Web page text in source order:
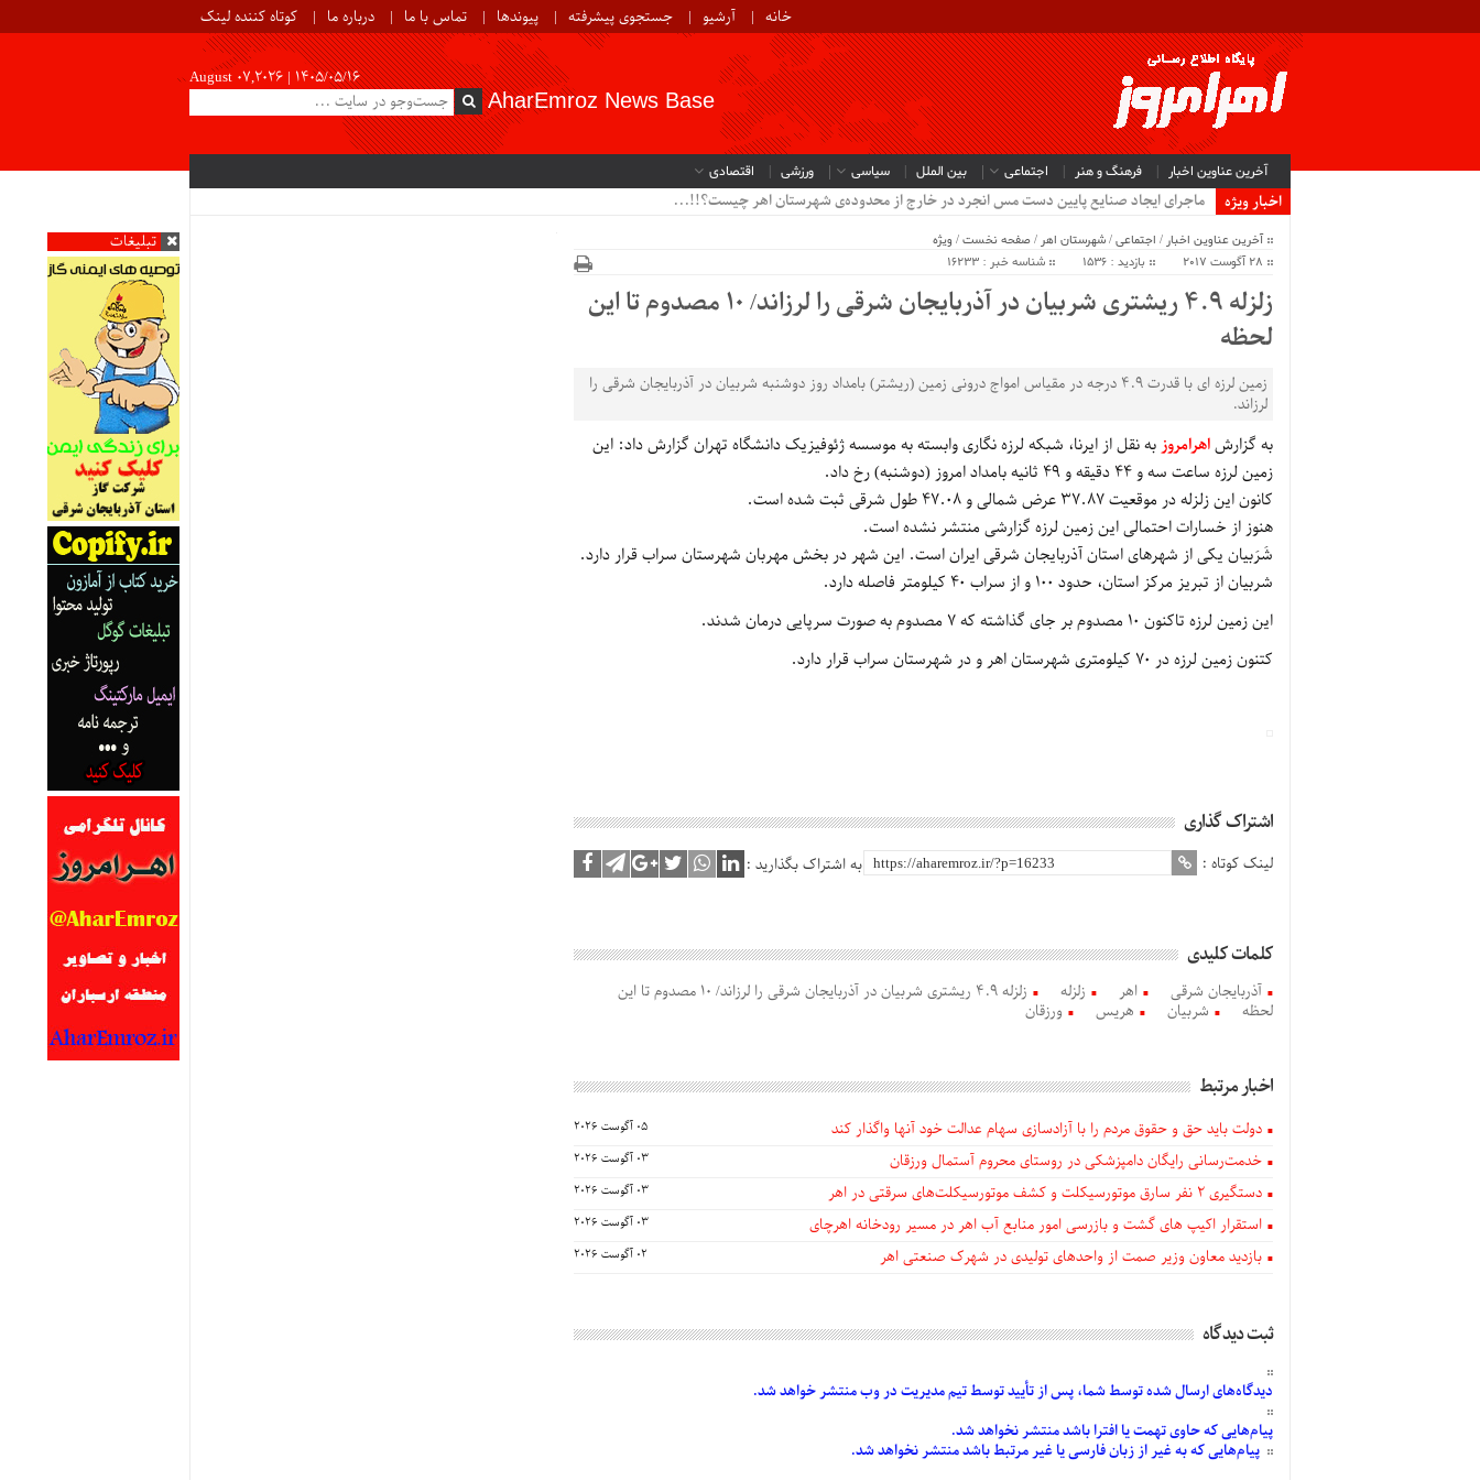
خانه آرشیو جستجوی پیشرفته پیوندها تماس با ما درباره ما کوتاه کننده لینک
August 07,2026 | ۱۴۰۵/۰۵/۱۶
AharEmroz News Base
آخرین عناوین اخبار فرهنگ و هنر اجتماعی بین الملل سیاسی ورزشی اقتصادی
اخبار ویژه
ماجرای ایجاد صنایع پایین دست مس انجرد در خارج از محدوده‌ی شهرستان اهر چیست؟!!...
تبلیغات
آخرین عناوین اخبار / اجتماعی/شهرستان اهر /صفحه نخست/ ویژه
28 آگوست 2017
بازدید : 1536 شناسه خبر : 16233
زلزله 4.9 ریشتری شربیان در آذربایجان شرقی را لرزاند/ 10 مصدوم تا این
لحظه
زمین لرزه ای با قدرت 4.9 درجه در مقیاس امواج درونی زمین (ریشتر) بامداد روز دوشنبه شربیان در آذربایجان شرقی را
لرزاند.
به گزارشاهرامروز به نقل از ایرنا، شبکه لرزه نگاری وابسته به موسسه ژئوفیزیک دانشگاه تهران گزارش داد: این
زمین لرزه ساعت سه و 44 دقیقه و 49 ثانیه بامداد امروز (دوشنبه) رخ داد.
کانون این زلزله در موقعیت 37.87 عرض شمالی و 47.08 طول شرقی ثبت شده است.
هنوز از خسارات احتمالی این زمین لرزه گزارشی منتشر نشده است.
شَرَبیان یکی از شهرهای استان آذربایجان شرقی ایران است. این شهر در بخش مهربان شهرستان سراب قرار دارد.
شربیان از تبریز مرکز استان، حدود ۱۰۰ و از سراب ۴۰ کیلومتر فاصله دارد.
این زمین لرزه تاکنون ١٠ مصدوم بر جای گذاشته که ۷ مصدوم به صورت سرپایی درمان شدند.
کتنون زمین لرزه در 70 کیلومتری شهرستان اهر و در شهرستان سراب قرار دارد.
اشتراک گذاری
لینک کوتاه : به اشتراک بگذارید :
کلمات کلیدی
آذربایجان شرقی اهر زلزله
زلزله 4.9 ریشتری شربیان در آذربایجان شرقی را لرزاند/ 10 مصدوم تا این
لحظه
شربیان هریس ورزقان
اخبار مرتبط
دولت باید حق و حقوق مردم را با آزادسازی سهام عدالت خود آنها واگذار کند 05 آگوست 2026
خدمت‌رسانی رایگان دامپزشکی در روستای محروم آستمال ورزقان 03 آگوست 2026
دستگيری ۲ نفر سارق موتورسیکلت و کشف موتورسیکلت‌های سرقتی در اهر 03 آگوست 2026
استقرار اکیپ های گشت و بازرسی امور منابع آب اهر در مسیر رودخانه اهرچای 03 آگوست 2026
بازدید معاون وزیر صمت از واحدهای تولیدی در شهرک صنعتی اهر 02 آگوست 2026
ثبت دیدگاه
دیدگاه‌هایارسالشدهتوسط شما، پس از تأییدتوسط تیم مدیریت در وب منتشر خواهد شد.
پیام‌هاییکه حاوی تهمت یا افترا باشد منتشر نخواهد شد.
پیام‌هاییکه به غیر از زبان فارسی یا غیر مرتبط باشد منتشر نخواهد شد.